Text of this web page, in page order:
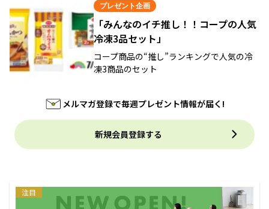
プレゼント企画
「みんなのイチ推し！！コープの人気
冷凍3品セット」
コープ商品の“推し”ランキングで人気の冷
凍3商品のセット
メルマガ登録で毎週プレゼント情報が届く!
新規会員登録する
注目